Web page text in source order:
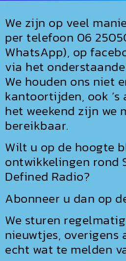
We zijn op veel
per telefoon 06
WhatsApp), op
via het
We houden ons niet
kantoortijden, ook ’s
het weekend zijn we
bereikbaar.
Wilt u op de hoogte
ontwikkelingen rond
Defined Radio?
Abonneer u dan op
We sturen
nieuwtjes, overigens
echt wat te melden